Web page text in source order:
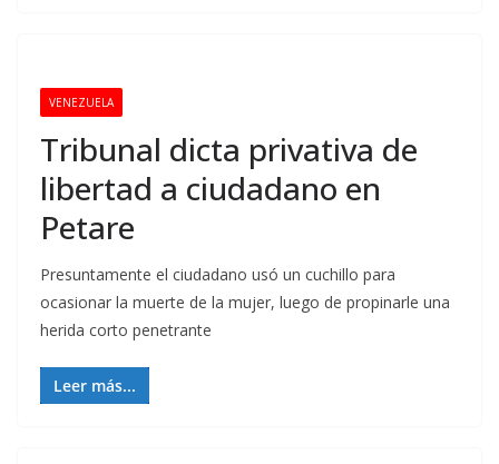
VENEZUELA
Tribunal dicta privativa de
libertad a ciudadano en
Petare
Presuntamente el ciudadano usó un cuchillo para
ocasionar la muerte de la mujer, luego de propinarle una
herida corto penetrante
Leer más...